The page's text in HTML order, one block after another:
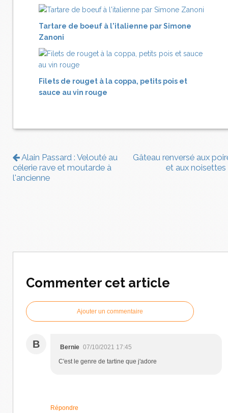
Tartare de boeuf à l'italienne par Simone
Zanoni
Filets de rouget à la coppa, petits pois et
sauce au vin rouge
Alain Passard : Velouté au
célerie rave et moutarde à
l'ancienne
Gâteau renversé aux
et aux noisettes
Commenter cet article
Ajouter un commentaire
B Bernie 07/10/2021 17:45
C'est le genre de tartine que j'adore
Répondre